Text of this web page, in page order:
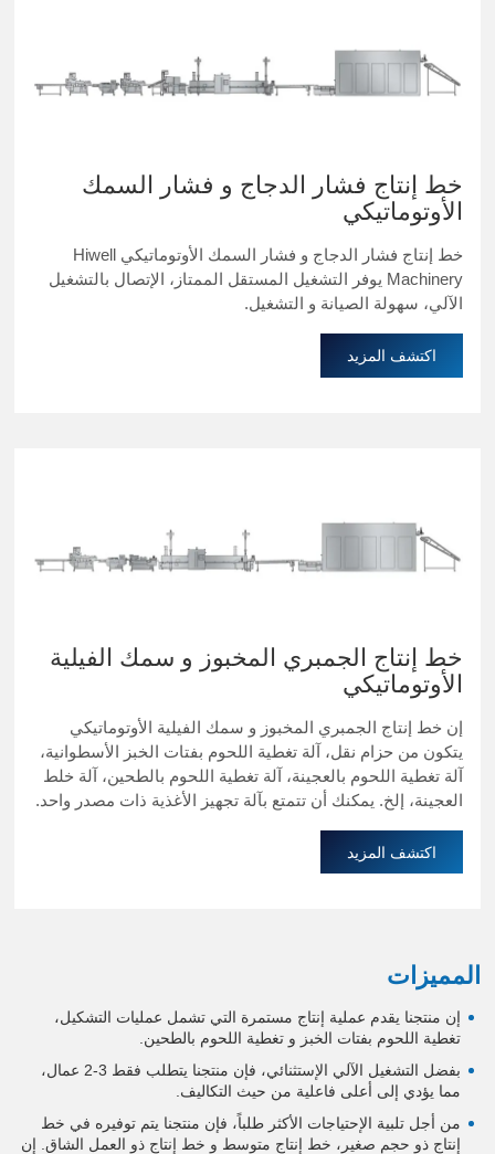
خط إنتاج فشار الدجاج و فشار السمك
الأوتوماتيكي
خط إنتاج فشار الدجاج و فشار السمك الأوتوماتيكي Hiwell
Machinery يوفر التشغيل المستقل الممتاز، الإتصال بالتشغيل
الآلي، سهولة الصيانة و التشغيل.
اكتشف المزيد
خط إنتاج الجمبري المخبوز و سمك الفيلية
الأوتوماتيكي
إن خط إنتاج الجمبري المخبوز و سمك الفيلية الأوتوماتيكي
يتكون من حزام نقل، آلة تغطية اللحوم بفتات الخبز الأسطوانية،
آلة تغطية اللحوم بالعجينة، آلة تغطية اللحوم بالطحين، آلة خلط
العجينة، إلخ. يمكنك أن تتمتع بآلة تجهيز الأغذية ذات مصدر واحد.
اكتشف المزيد
المميزات
إن منتجنا يقدم عملية إنتاج مستمرة التي تشمل عمليات التشكيل،
تغطية اللحوم بفتات الخبز و تغطية اللحوم بالطحين.
بفضل التشغيل الآلي الإستثنائي، فإن منتجنا يتطلب فقط 2-3 عمال،
مما يؤدي إلى أعلى فاعلية من حيث التكاليف.
من أجل تلبية الإحتياجات الأكثر طلباً، فإن منتجنا يتم توفيره في خط
إنتاج ذو حجم صغير، خط إنتاج متوسط و خط إنتاج ذو العمل الشاق. إن